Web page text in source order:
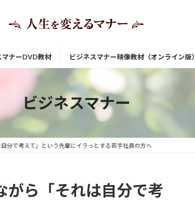
マナーDVD教材 ビジネスマナー映像教材（オンライン版）
ビジネスマナー
分で考えて」という先輩にイラっとする若手社員の方へ
がら「それは自分で考